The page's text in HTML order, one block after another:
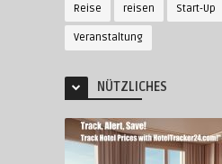
Reise reisen Start-Up
Veranstaltung
NÜTZLICHES